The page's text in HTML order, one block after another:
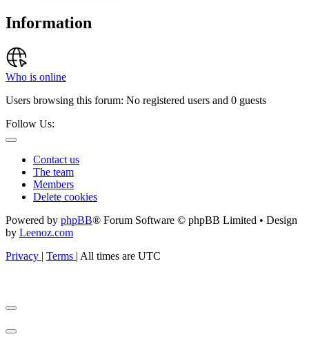
Information
Who is online
Users browsing this forum: No registered users and 0 guests
Follow Us:
Contact us
The team
Members
Delete cookies
Powered by phpBB® Forum Software © phpBB Limited • Design
by Leenoz.com
Privacy | Terms | All times are UTC